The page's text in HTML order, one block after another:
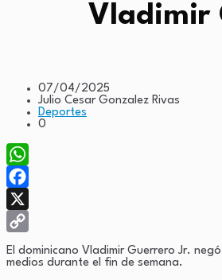
Vladimir
07/04/2025
Julio Cesar Gonzalez Rivas
Deportes
0
WhatsApp
Facebook
X
Copy
Link
El dominicano Vladimir Guerrero Jr.
medios durante el fin de semana.